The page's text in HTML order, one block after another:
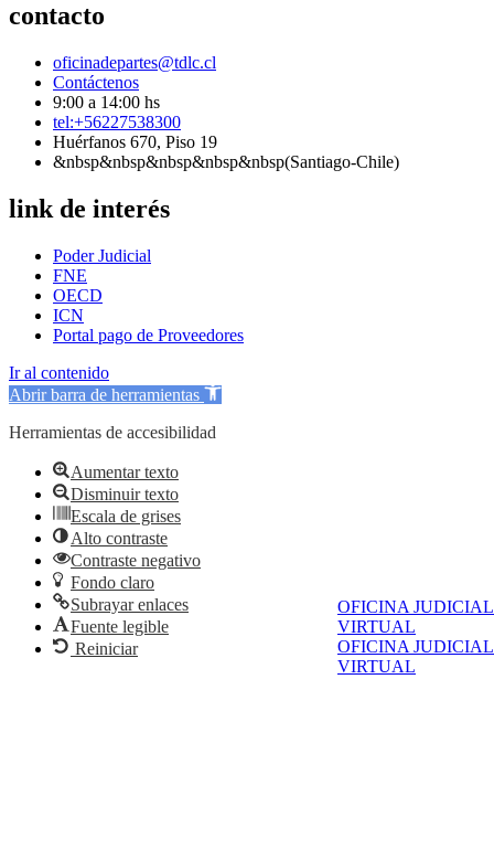
OFICINA JUDICIAL
VIRTUAL
OFICINA JUDICIAL
VIRTUAL
contacto
oficinadepartes@tdlc.cl
Contáctenos
9:00 a 14:00 hs
tel:+56227538300
Huérfanos 670, Piso 19
&nbsp&nbsp&nbsp&nbsp&nbsp(Santiago-Chile)
link de interés
Poder Judicial
FNE
OECD
ICN
Portal pago de Proveedores
Ir al contenido
Abrir barra de herramientas
Herramientas de accesibilidad
Aumentar texto
Disminuir texto
Escala de grises
Alto contraste
Contraste negativo
Fondo claro
Subrayar enlaces
Fuente legible
Reiniciar